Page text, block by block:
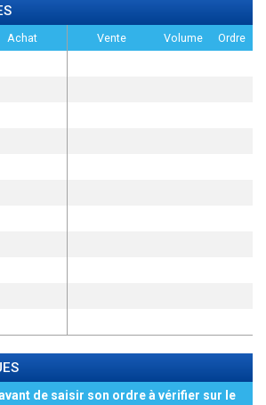
Achat Vente Volume Ordre
de saisir son ordre à vérifier sur le